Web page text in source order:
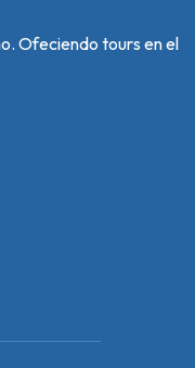
Ofeciendo tours en el